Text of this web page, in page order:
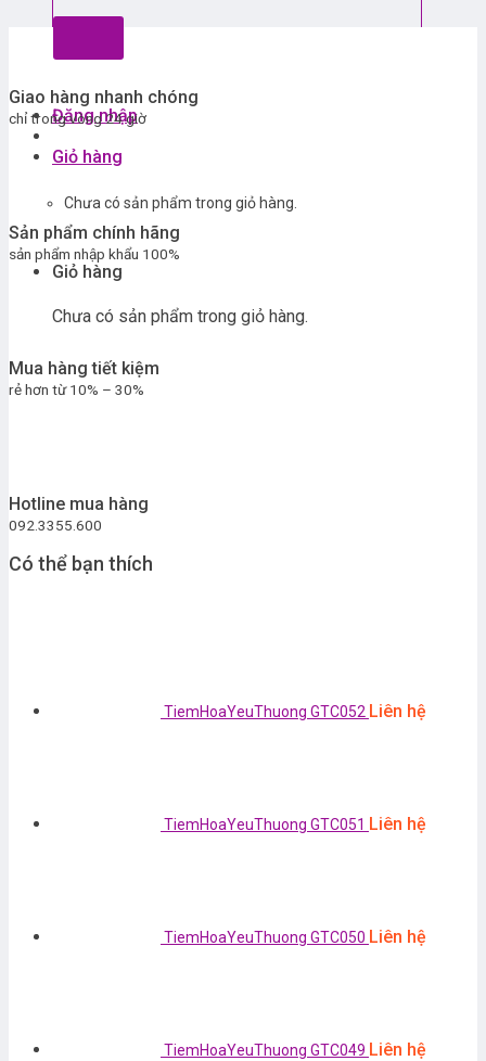
Đăng nhập
Giỏ hàng
Chưa có sản phẩm trong giỏ hàng.
Giỏ hàng
Chưa có sản phẩm trong giỏ hàng.
Giao hàng nhanh chóng
chỉ trong vòng 24 giờ
Sản phẩm chính hãng
sản phẩm nhập khẩu 100%
Mua hàng tiết kiệm
rẻ hơn từ 10% – 30%
Hotline mua hàng
092.3355.600
Có thể bạn thích
TiemHoaYeuThuong GTC052 Liên hệ
TiemHoaYeuThuong GTC051 Liên hệ
TiemHoaYeuThuong GTC050 Liên hệ
TiemHoaYeuThuong GTC049 Liên hệ